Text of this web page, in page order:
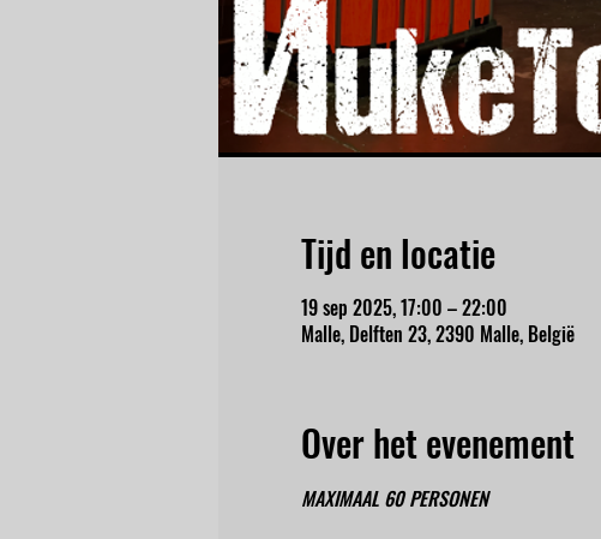
Tijd en locatie
19 sep 2025, 17:00 – 22:00
Malle, Delften 23, 2390 Malle, België
Over het evenement
MAXIMAAL 60 PERSONEN